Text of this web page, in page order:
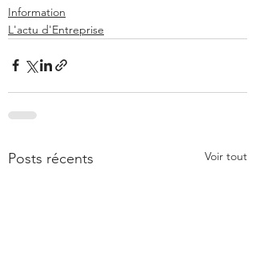
Information
L'actu d'Entreprise
Posts récents Voir tout